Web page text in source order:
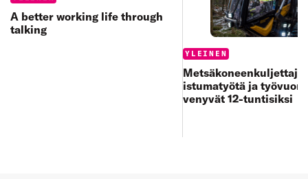
A better working life through
talking
Categories:
YLEINEN
istumatyötä ja
venyvät 12-tuntisiksi